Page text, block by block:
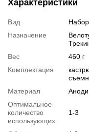
Характеристики
Вид
Назначение
Вес
460 г
Комплектация
Материал
Оптимальное
количество
использующих
1-3